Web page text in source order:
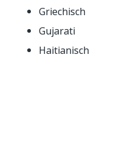
Griechisch
Gujarati
Haitianisch